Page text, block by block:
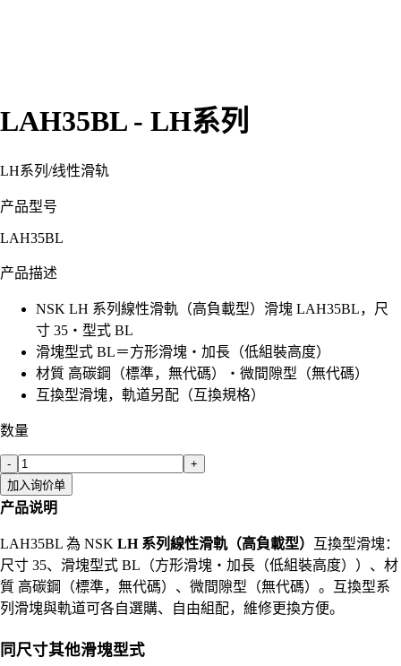
LAH35BL - LH系列
LH系列 /线性滑轨
产品型号
LAH35BL
产品描述
NSK LH 系列線性滑軌（高負載型）滑塊 LAH35BL，尺
寸 35・型式 BL
滑塊型式 BL＝方形滑塊・加長（低組裝高度）
材質 高碳鋼（標準，無代碼）・微間隙型（無代碼）
互換型滑塊，軌道另配（互換規格）
数量
-
+
加入询价单
产品说明
LAH35BL 為 NSK LH 系列線性滑軌（高負載型） 互換型滑塊：
尺寸 35、滑塊型式 BL（方形滑塊・加長（低組裝高度））、材
質 高碳鋼（標準，無代碼）、微間隙型（無代碼）。互換型系
列滑塊與軌道可各自選購、自由組配，維修更換方便。
同尺寸其他滑塊型式